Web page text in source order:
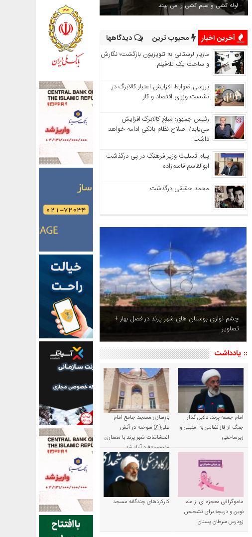
لوله کشی و سیم کشی را می بیند
آخرین اخبار محبوب ترین دیدگاهها
مازیار لرستانی به تلویزیون بازگشت؛ نگارش
و ساخت یک تله‌فیلم
بررسی ضوابط افزایش اعتبار کالابرگ در
نشست وزرای اقتصاد و کار
رئیس‌ جمهور: مبلغ کالابرگ افزایش
می‌یابد/ اصلاح نظام بانکی ادامه خواهد
داشت
پیام تسلیت وزیر فرهنگ در پی درگذشت
ابوالقاسم قاسم‌زاده
محمد حقیقی درگذشت
چشم نوازی بوستان های شهر پرند در فصل بهار +
تصاویر
:: یادداشت
امام جمعه پرند، دلایل گذار
جنگ از فاز نظامی به امنیتی و
زیرساختی
بازسازی مسجد جامع امام
علی(ع) سوخته در آتش
اغتشاشات شهر پرند با معماری
منحصربه‌فرد آغاز شد
ماموگرافی معجزه ای از علم
نوین و دریچه برای تشخیص
زودرس سرطان پستان
کارکردهای چندگانه مسجد